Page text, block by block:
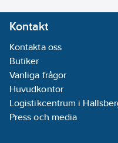
Kontakt
Kontakta oss
Butiker
Vanliga frågor
Huvudkontor
Logistikcentrum i
Press och media